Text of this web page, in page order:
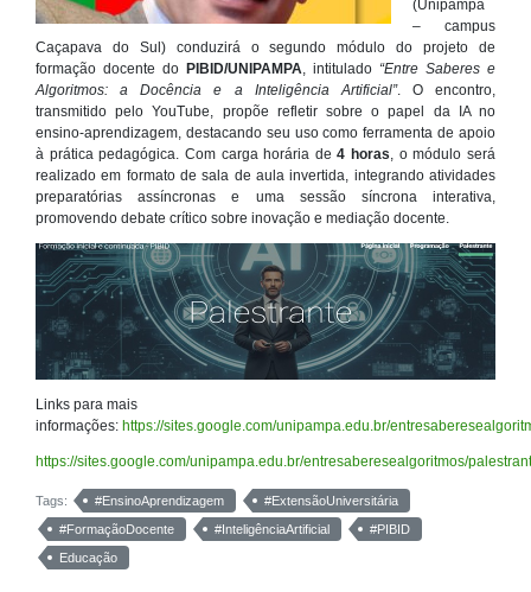
(Unipampa
– campus
Caçapava do Sul) conduzirá o segundo módulo do projeto de
formação docente do PIBID/UNIPAMPA, intitulado “Entre Saberes e
Algoritmos: a Docência e a Inteligência Artificial”. O encontro,
transmitido pelo YouTube, propõe refletir sobre o papel da IA no
ensino-aprendizagem, destacando seu uso como ferramenta de apoio
à prática pedagógica. Com carga horária de4 horas, o módulo será
realizado em formato de sala de aula invertida, integrando atividades
preparatórias assíncronas e uma sessão síncrona interativa,
promovendo debate crítico sobre inovação e mediação docente.
Links para mais
informações: https://sites.google.com/unipampa.edu.br/
https://sites.google.com/unipampa.edu.br/entresaberesealgoritmos/
Tags: #EnsinoAprendizagem
#ExtensãoUniversitária
#FormaçãoDocente
#InteligênciaArtificial
#PIBID
Educação